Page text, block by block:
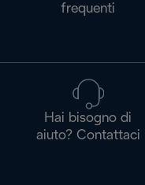
frequenti
Hai bisogno di
aiuto? Contattaci